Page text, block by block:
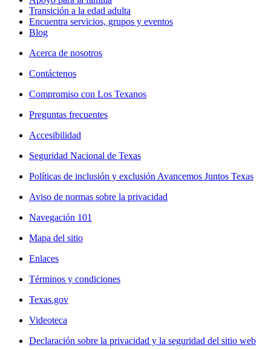
Transición a la edad adulta
Encuentra servicios, grupos y eventos
Blog
Acerca de nosotros
Contáctenos
Compromiso con Los Texanos
Preguntas frecuentes
Accesibilidad
Seguridad Nacional de Texas
Políticas de inclusión y exclusión Avancemos Juntos Texas
Aviso de normas sobre la privacidad
Navegación 101
Mapa del sitio
Enlaces
Términos y condiciones
Texas.gov
Videoteca
Declaración sobre la privacidad y la seguridad del sitio web